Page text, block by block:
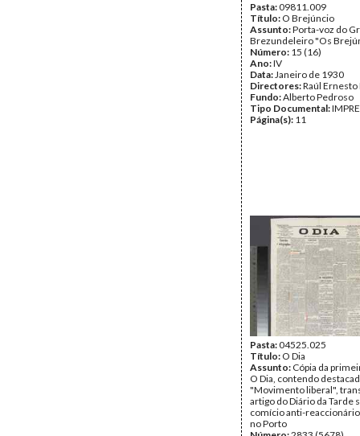
Pasta:09811.009
Título: O Brejúncio
Assunto:Porta-voz do
Brezundeleiro "Os
Número: 15 (16)
Ano:IV
Data:Janeiro de 1930
Directores:Raúl Ernesto
Fundo:Alberto Pedroso
Tipo Documental:
Página(s): 11
Pasta:04525.025
Título: O Dia
Assunto: Cópia da
O Dia, contendo
"Movimento liberal",
artigo do Diário da Tarde
comício anti-
no Porto